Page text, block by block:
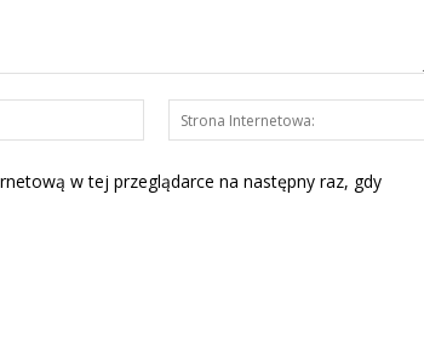
mail:*
w tej przeglądarce na następny raz, gdy